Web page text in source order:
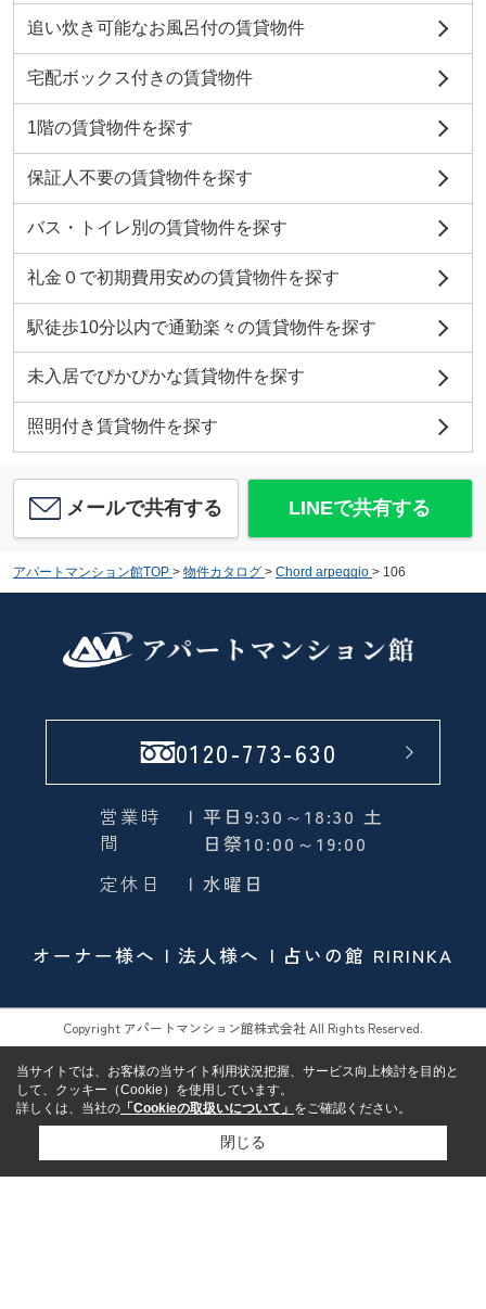
追い炊き可能なお風呂付の賃貸物件
宅配ボックス付きの賃貸物件
1階の賃貸物件を探す
保証人不要の賃貸物件を探す
バス・トイレ別の賃貸物件を探す
礼金０で初期費用安めの賃貸物件を探す
駅徒歩10分以内で通勤楽々の賃貸物件を探す
未入居でぴかぴかな賃貸物件を探す
照明付き賃貸物件を探す
メールで共有する LINEで共有する
アパートマンション館TOP > 物件カタログ > Chord arpeggio > 106
0120-773-630
営業時
間
| 平日9:30～18:30 土
日祭10:00～19:00
定休日
| 水曜日
オーナー様へ 法人様へ 占いの館 RIRINKA
Copyright アパートマンション館株式会社 All Rights Reserved.
当サイトでは、お客様の当サイト利用状況把握、サービス向上検討を目的と
して、クッキー（Cookie）を使用しています。
詳しくは、当社の 「Cookieの取扱いについて」 をご確認ください。
閉じる